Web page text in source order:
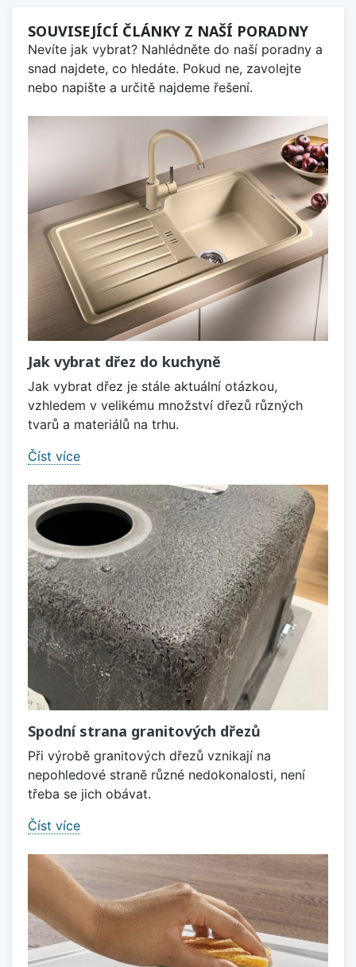
SOUVISEJÍCÍ ČLÁNKY Z NAŠÍ PORADNY
Nevíte jak vybrat? Nahlédněte do naší poradny a
snad najdete, co hledáte. Pokud ne, zavolejte
nebo napište a určitě najdeme řešení.
Jak vybrat dřez do kuchyně
Jak vybrat dřez je stále aktuální otázkou,
vzhledem v velikému množství dřezů různých
tvarů a materiálů na trhu.
Číst více
Spodní strana granitových dřezů
Při výrobě granitových dřezů vznikají na
nepohledové straně různé nedokonalosti, není
třeba se jich obávat.
Číst více